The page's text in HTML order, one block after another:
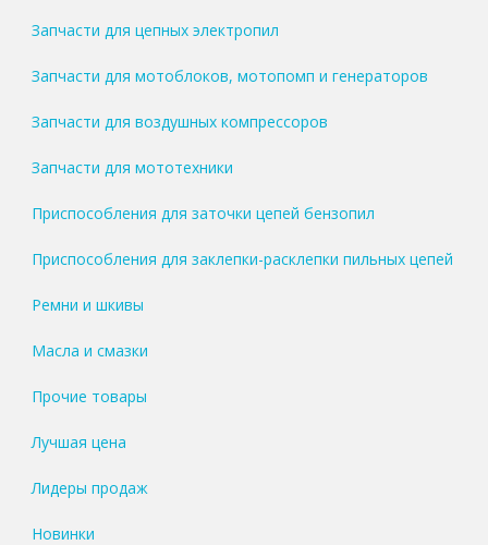
Запчасти для цепных электропил
Запчасти для мотоблоков, мотопомп и генераторов
Запчасти для воздушных компрессоров
Запчасти для мототехники
Приспособления для заточки цепей бензопил
Приспособления для заклепки-расклепки пильных цепей
Ремни и шкивы
Масла и смазки
Прочие товары
Лучшая цена
Лидеры продаж
Новинки